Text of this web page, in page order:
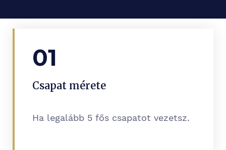
01
Csapat mérete
Ha legalább 5 fős csapatot vezetsz.